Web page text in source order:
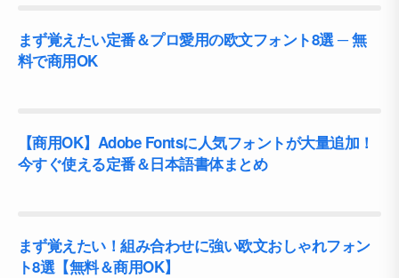
まず覚えたい定番＆プロ愛用の欧文フォント8選 ─ 無
料で商用OK
【商用OK】Adobe Fontsに人気フォントが大量追加！
今すぐ使える定番＆日本語書体まとめ
まず覚えたい！組み合わせに強い欧文おしゃれフォン
ト8選【無料＆商用OK】